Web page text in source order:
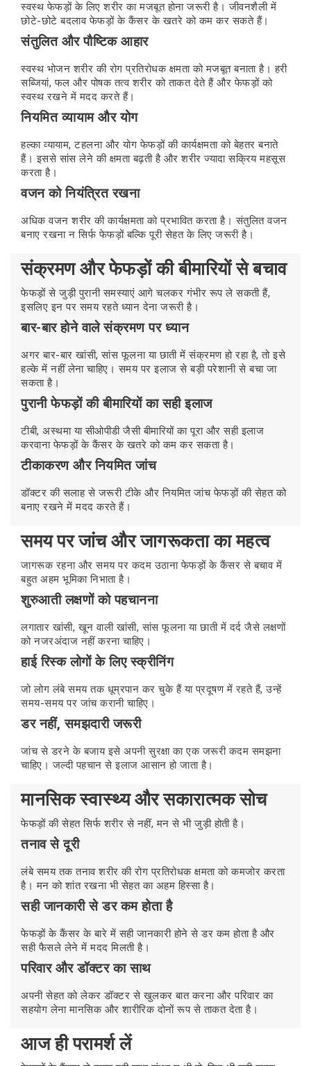
स्वस्थ फेफड़ों के लिए शरीर का मजबूत होना जरूरी है। जीवनशैली में
छोटे-छोटे बदलाव फेफड़ों के कैंसर के खतरे को कम कर सकते हैं।
संतुलित और पौष्टिक आहार
स्वस्थ भोजन शरीर की रोग प्रतिरोधक क्षमता को मजबूत बनाता है। हरी
सब्जियां, फल और पोषक तत्व शरीर को ताकत देते हैं और फेफड़ों को
स्वस्थ रखने में मदद करते हैं।
नियमित व्यायाम और योग
हल्का व्यायाम, टहलना और योग फेफड़ों की कार्यक्षमता को बेहतर बनाते
हैं। इससे सांस लेने की क्षमता बढ़ती है और शरीर ज्यादा सक्रिय महसूस
करता है।
वजन को नियंत्रित रखना
अधिक वजन शरीर की कार्यक्षमता को प्रभावित करता है। संतुलित वजन
बनाए रखना न सिर्फ फेफड़ों बल्कि पूरी सेहत के लिए जरूरी है।
संक्रमण और फेफड़ों की बीमारियों से बचाव
फेफड़ों से जुड़ी पुरानी समस्याएं आगे चलकर गंभीर रूप ले सकती हैं,
इसलिए इन पर समय रहते ध्यान देना जरूरी है।
बार-बार होने वाले संक्रमण पर ध्यान
अगर बार-बार खांसी, सांस फूलना या छाती में संक्रमण हो रहा है, तो इसे
हल्के में नहीं लेना चाहिए। समय पर इलाज से बड़ी परेशानी से बचा जा
सकता है।
पुरानी फेफड़ों की बीमारियों का सही इलाज
टीबी, अस्थमा या सीओपीडी जैसी बीमारियों का पूरा और सही इलाज
करवाना फेफड़ों के कैंसर के खतरे को कम कर सकता है।
टीकाकरण और नियमित जांच
डॉक्टर की सलाह से जरूरी टीके और नियमित जांच फेफड़ों की सेहत को
बनाए रखने में मदद करते हैं।
समय पर जांच और जागरूकता का महत्व
जागरूक रहना और समय पर कदम उठाना फेफड़ों के कैंसर से बचाव में
बहुत अहम भूमिका निभाता है।
शुरुआती लक्षणों को पहचानना
लगातार खांसी, खून वाली खांसी, सांस फूलना या छाती में दर्द जैसे लक्षणों
को नजरअंदाज नहीं करना चाहिए।
हाई रिस्क लोगों के लिए स्क्रीनिंग
जो लोग लंबे समय तक धूम्रपान कर चुके हैं या प्रदूषण में रहते हैं, उन्हें
समय-समय पर जांच करानी चाहिए।
डर नहीं, समझदारी जरूरी
जांच से डरने के बजाय इसे अपनी सुरक्षा का एक जरूरी कदम समझना
चाहिए। जल्दी पहचान से इलाज आसान हो जाता है।
मानसिक स्वास्थ्य और सकारात्मक सोच
फेफड़ों की सेहत सिर्फ शरीर से नहीं, मन से भी जुड़ी होती है।
तनाव से दूरी
लंबे समय तक तनाव शरीर की रोग प्रतिरोधक क्षमता को कमजोर करता
है। मन को शांत रखना भी सेहत का अहम हिस्सा है।
सही जानकारी से डर कम होता है
फेफड़ों के कैंसर के बारे में सही जानकारी होने से डर कम होता है और
सही फैसले लेने में मदद मिलती है।
परिवार और डॉक्टर का साथ
अपनी सेहत को लेकर डॉक्टर से खुलकर बात करना और परिवार का
सहयोग लेना मानसिक और शारीरिक दोनों रूप से ताकत देता है।
आज ही परामर्श लें